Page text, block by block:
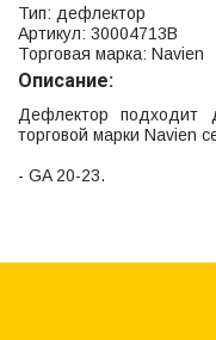
Тип: дефлектор
Артикул: 30004713В
Торговая марка: Navien
Описание:
Дефлектор подходит
торговой марки Navien
- GA 20-23.